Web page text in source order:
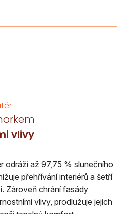
vlivy
odráží až 97,75 % slunečního
přehřívání interiérů a šetří
Zároveň chrání fasády
vlivy, prodlužuje jejich